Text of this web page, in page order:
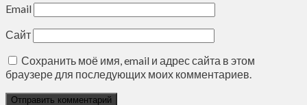
Email
Сайт
Сохранить моё имя, email и адрес сайта в этом
браузере для последующих моих комментариев.